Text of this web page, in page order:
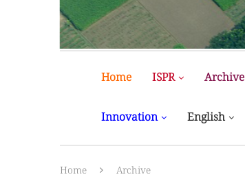
Home ISPR Archive
Innovation English
Home Archive